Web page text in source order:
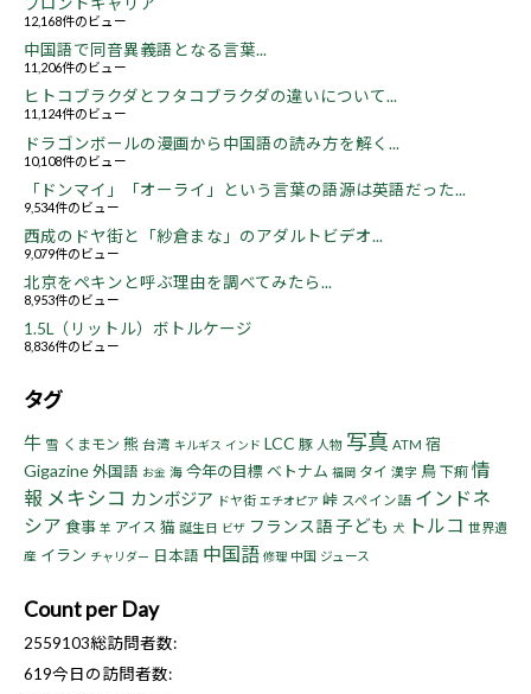
12,168件のビュー
中国語で同音異義語となる言葉...
11,206件のビュー
ヒトコブラクダとフタコブラクダの違いについて...
11,124件のビュー
ドラゴンボールの漫画から中国語の読み方を解く...
10,108件のビュー
「ドンマイ」「オーライ」という言葉の語源は英語だった...
9,534件のビュー
西成のドヤ街と「紗倉まな」のアダルトビデオ...
9,079件のビュー
北京をペキンと呼ぶ理由を調べてみたら...
8,953件のビュー
1.5L（リットル）ボトルケージ
8,836件のビュー
タグ
牛 雪 くまモン 熊 台湾 キルギス インド LCC 豚 人物 写真 ATM 宿
Gigazine 外国語 お金 海 今年の目標 ベトナム 福岡 タイ 漢字 鳥 下痢 情
報 メキシコ カンボジア ドヤ街 エチオピア 峠 スペイン語 インドネ
シア 食事 羊 アイス 猫 誕生日 ビザ フランス語子ども 犬 トルコ 世界遺
産 イラン チャリダー 日本語 中国語 修理 中国 ジュース
Count per Day
2559103総訪問者数:
619今日の訪問者数: